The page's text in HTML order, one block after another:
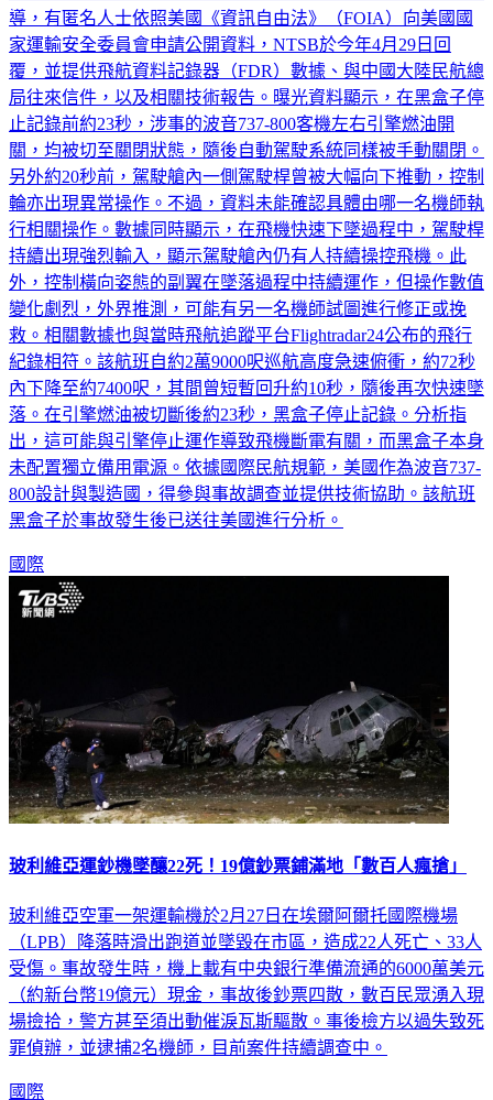
桿被猛烈向下推，導致客機呈垂直墜落。根據《德國之聲》報
導，有匿名人士依照美國《資訊自由法》（FOIA）向美國國
家運輸安全委員會申請公開資料，NTSB於今年4月29日回
覆，並提供飛航資料記錄器（FDR）數據、與中國大陸民航總
局往來信件，以及相關技術報告。曝光資料顯示，在黑盒子停
止記錄前約23秒，涉事的波音737-800客機左右引擎燃油開
關，均被切至關閉狀態，隨後自動駕駛系統同樣被手動關閉。
另外約20秒前，駕駛艙內一側駕駛桿曾被大幅向下推動，控制
輪亦出現異常操作。不過，資料未能確認具體由哪一名機師執
行相關操作。數據同時顯示，在飛機快速下墜過程中，駕駛桿
持續出現強烈輸入，顯示駕駛艙內仍有人持續操控飛機。此
外，控制橫向姿態的副翼在墜落過程中持續運作，但操作數值
變化劇烈，外界推測，可能有另一名機師試圖進行修正或挽
救。相關數據也與當時飛航追蹤平台Flightradar24公布的飛行
紀錄相符。該航班自約2萬9000呎巡航高度急速俯衝，約72秒
內下降至約7400呎，其間曾短暫回升約10秒，隨後再次快速墜
落。在引擎燃油被切斷後約23秒，黑盒子停止記錄。分析指
出，這可能與引擎停止運作導致飛機斷電有關，而黑盒子本身
未配置獨立備用電源。依據國際民航規範，美國作為波音737-
800設計與製造國，得參與事故調查並提供技術協助。該航班
國際
玻利維亞空軍一架運輸機於2月27日在埃爾阿爾托國際機場
（LPB）降落時滑出跑道並墜毀在市區，造成22人死亡、33人
受傷。事故發生時，機上載有中央銀行準備流通的6000萬美元
（約新台幣19億元）現金，事故後鈔票四散，數百民眾湧入現
場撿拾，警方甚至須出動催淚瓦斯驅散。事後檢方以過失致死